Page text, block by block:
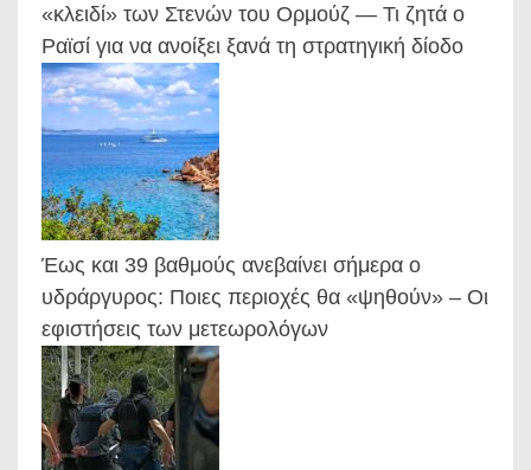
«κλειδί» των Στενών του Ορμούζ — Τι ζητά ο
Ραϊσί για να ανοίξει ξανά τη στρατηγική δίοδο
Έως και 39 βαθμούς ανεβαίνει σήμερα ο
υδράργυρος: Ποιες περιοχές θα «ψηθούν» – Οι
εφιστήσεις των μετεωρολόγων